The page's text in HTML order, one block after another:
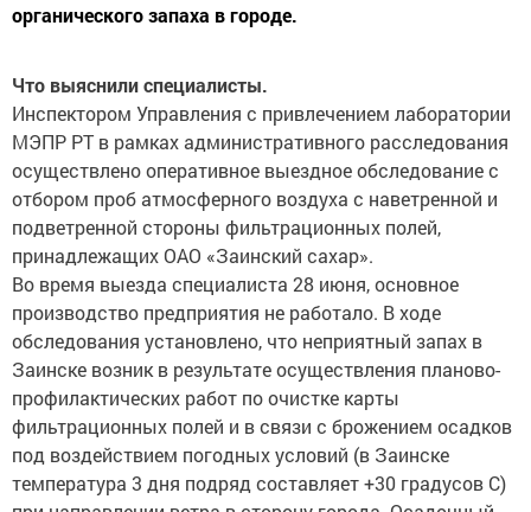
органического запаха в городе.
Что выяснили специалисты.
Инспектором Управления с привлечением лаборатории
МЭПР РТ в рамках административного расследования
осуществлено оперативное выездное обследование с
отбором проб атмосферного воздуха с наветренной и
подветренной стороны фильтрационных полей,
принадлежащих ОАО «Заинский сахар».
Во время выезда специалиста 28 июня, основное
производство предприятия не работало. В ходе
обследования установлено, что неприятный запах в
Заинске возник в результате осуществления планово-
профилактических работ по очистке карты
фильтрационных полей и в связи с брожением осадков
под воздействием погодных условий (в Заинске
температура 3 дня подряд составляет +30 градусов С)